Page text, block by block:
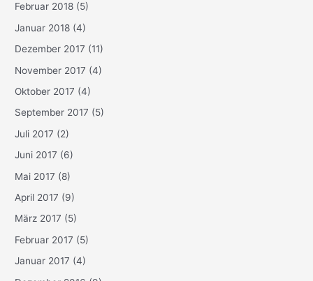
Februar 2018 (5)
Januar 2018 (4)
Dezember 2017 (11)
November 2017 (4)
Oktober 2017 (4)
September 2017 (5)
Juli 2017 (2)
Juni 2017 (6)
Mai 2017 (8)
April 2017 (9)
März 2017 (5)
Februar 2017 (5)
Januar 2017 (4)